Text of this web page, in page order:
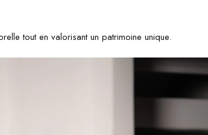
tout en valorisant un patrimoine unique.